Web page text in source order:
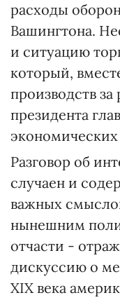
расходы
Вашингтона.
и ситуацию
который,
производств
президента
Разговор об
случаен и
важных
нынешним
отчасти -
дискуссию о
XIX века